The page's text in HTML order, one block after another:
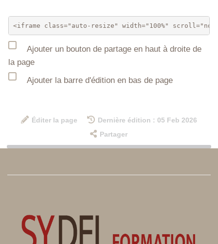
Ajouter un bouton de partage en haut à droite de
la page
Ajouter la barre d'édition en bas de page
Éditer la page
Dernière édition : 05 Feb 2026
Partager